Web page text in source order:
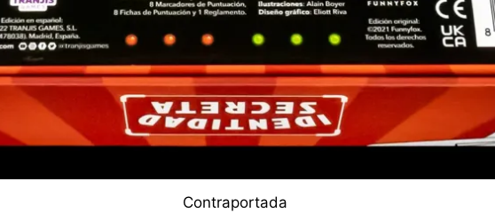
Contraportada